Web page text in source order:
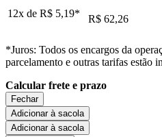
12x de R$ 5,19* R$ 62,26
*Juros: Todos os encargos da
parcelamento e outras tarifas estão
Calcular frete e prazo
Fechar
Adicionar à sacola
Adicionar à sacola